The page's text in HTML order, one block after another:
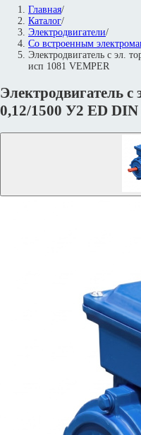
Главная/
Каталог/
Электродвигатели/
Со встроенным
Электродвигатель с эл.
исп 1081 VEMPER
Электродвигатель
0,12/1500 У2 ED